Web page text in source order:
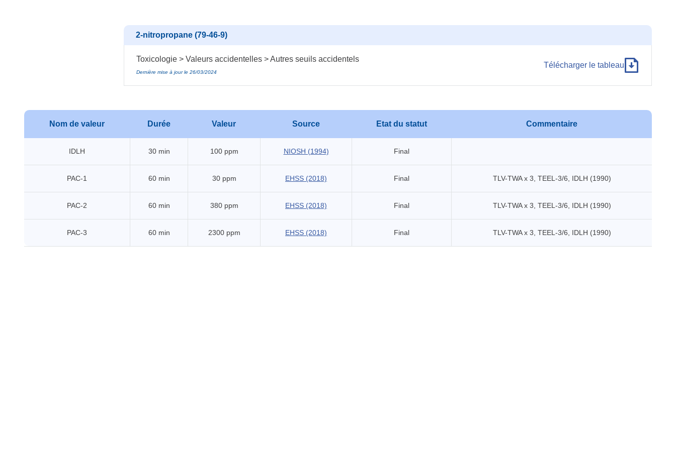
2-nitropropane (79-46-9)
Toxicologie > Valeurs accidentelles > Autres seuils accidentels
Dernière mise à jour le 26/03/2024
Télécharger le tableau
Nom de valeur Durée Valeur Source Etat du statut Commentaire
IDLH 30 min 100 ppm NIOSH (1994) Final
PAC-1 60 min 30 ppm EHSS (2018) Final TLV-TWA x 3, TEEL-3/6, IDLH (1990)
PAC-2 60 min 380 ppm EHSS (2018) Final TLV-TWA x 3, TEEL-3/6, IDLH (1990)
PAC-3 60 min 2300 ppm EHSS (2018) Final TLV-TWA x 3, TEEL-3/6, IDLH (1990)